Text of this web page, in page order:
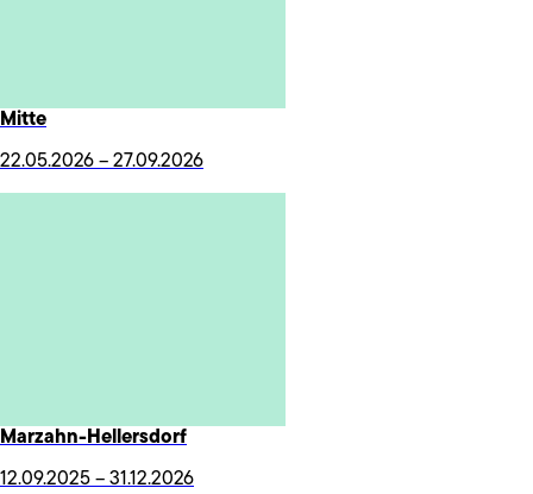
Mitte
22.05.2026 – 27.09.2026
Marzahn-Hellersdorf
12.09.2025 – 31.12.2026